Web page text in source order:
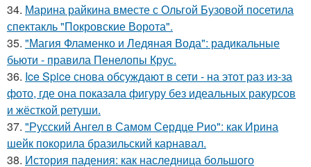
34. Марина райкина вместе с Ольгой Бузовой посетила
спектакль "Покровские Ворота".
35. "Магия Фламенко и Ледяная Вода": радикальные
бьюти - правила Пенелопы Крус.
36. Ice Spice снова обсуждают в сети - на этот раз из-за
фото, где она показала фигуру без идеальных ракурсов
и жёсткой ретуши.
37. "Русский Ангел в Самом Сердце Рио": как Ирина
шейк покорила бразильский карнавал.
38. История падения: как наследница большого